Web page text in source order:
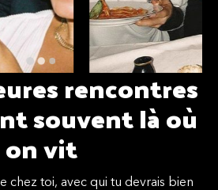
rencontres
souvent là où
on vit
chez toi, avec qui tu devrais bien